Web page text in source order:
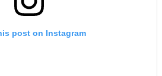
post on Instagram